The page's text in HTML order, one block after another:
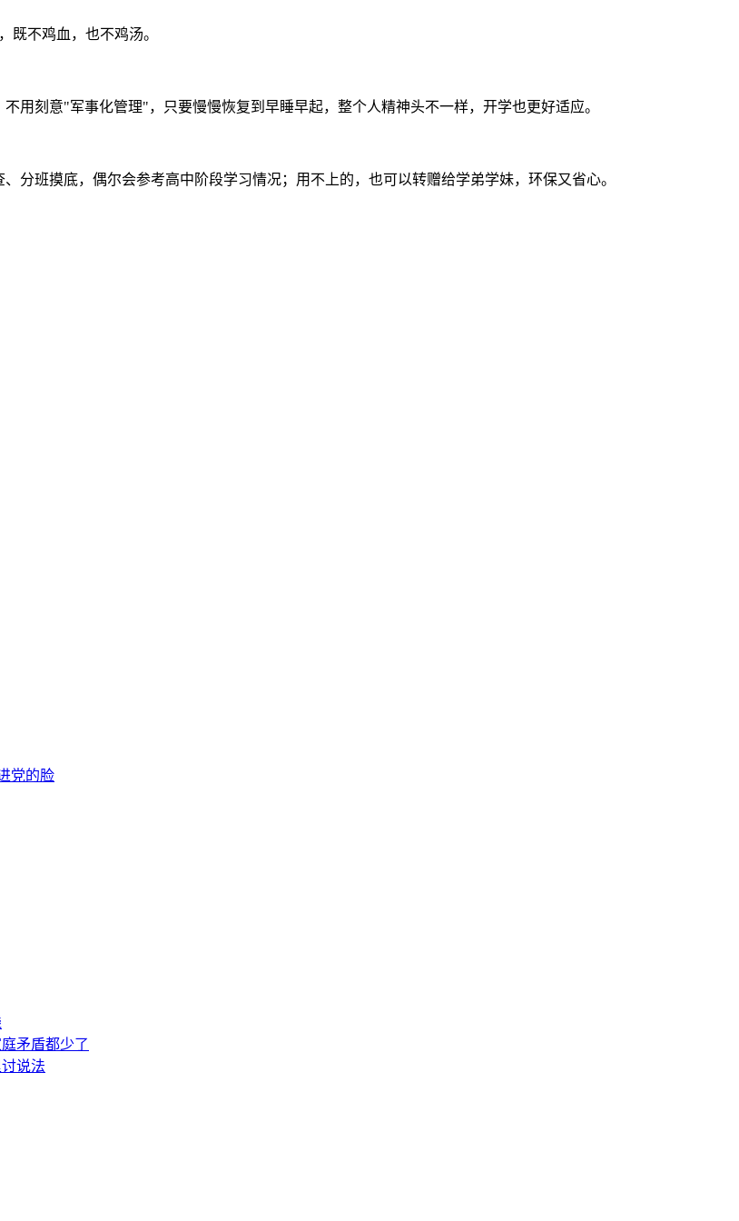
既不鸡血，也不鸡汤。
用刻意"军事化管理"，只要慢慢恢复到早睡早起，整个人精神头不一样，开学也更好适应。
分班摸底，偶尔会参考高中阶段学习情况；用不上的，也可以转赠给学弟学妹，环保又省心。
党的脸
矛盾都少了
说法